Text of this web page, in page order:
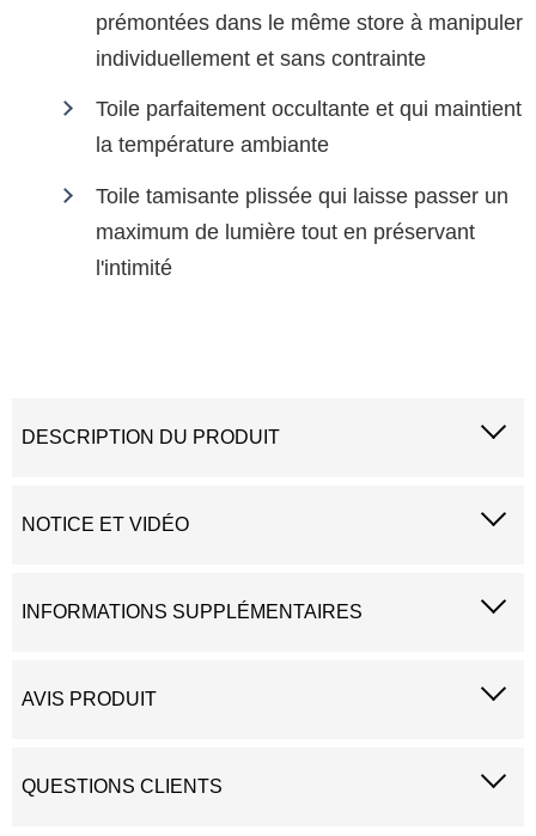
prémontées dans le même store à manipuler
individuellement et sans contrainte
Toile parfaitement occultante et qui maintient
la température ambiante
Toile tamisante plissée qui laisse passer un
maximum de lumière tout en préservant
l'intimité
DESCRIPTION DU PRODUIT
NOTICE ET VIDÉO
INFORMATIONS SUPPLÉMENTAIRES
AVIS PRODUIT
QUESTIONS CLIENTS